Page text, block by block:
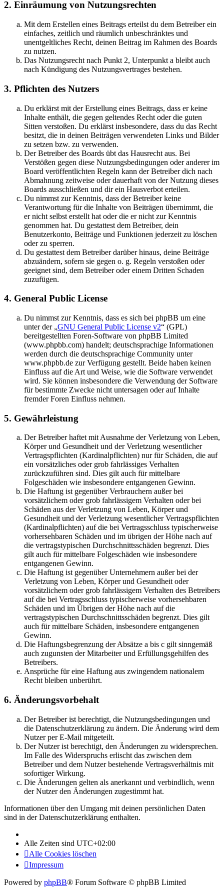
2. Einräumung von Nutzungsrechten
Mit dem Erstellen eines Beitrags erteilst du dem Betreiber ein
einfaches, zeitlich und räumlich unbeschränktes und
unentgeltliches Recht, deinen Beitrag im Rahmen des Boards
zu nutzen.
Das Nutzungsrecht nach Punkt 2, Unterpunkt a bleibt auch
nach Kündigung des Nutzungsvertrages bestehen.
3. Pflichten des Nutzers
Du erklärst mit der Erstellung eines Beitrags, dass er keine
Inhalte enthält, die gegen geltendes Recht oder die guten
Sitten verstoßen. Du erklärst insbesondere, dass du das Recht
besitzt, die in deinen Beiträgen verwendeten Links und Bilder
zu setzen bzw. zu verwenden.
Der Betreiber des Boards übt das Hausrecht aus. Bei
Verstößen gegen diese Nutzungsbedingungen oder anderer im
Board veröffentlichten Regeln kann der Betreiber dich nach
Abmahnung zeitweise oder dauerhaft von der Nutzung dieses
Boards ausschließen und dir ein Hausverbot erteilen.
Du nimmst zur Kenntnis, dass der Betreiber keine
Verantwortung für die Inhalte von Beiträgen übernimmt, die
er nicht selbst erstellt hat oder die er nicht zur Kenntnis
genommen hat. Du gestattest dem Betreiber, dein
Benutzerkonto, Beiträge und Funktionen jederzeit zu löschen
oder zu sperren.
Du gestattest dem Betreiber darüber hinaus, deine Beiträge
abzuändern, sofern sie gegen o. g. Regeln verstoßen oder
geeignet sind, dem Betreiber oder einem Dritten Schaden
zuzufügen.
4. General Public License
Du nimmst zur Kenntnis, dass es sich bei phpBB um eine
unter der „GNU General Public License v2“ (GPL)
bereitgestellten Foren-Software von phpBB Limited
(www.phpbb.com) handelt; deutschsprachige Informationen
werden durch die deutschsprachige Community unter
www.phpbb.de zur Verfügung gestellt. Beide haben keinen
Einfluss auf die Art und Weise, wie die Software verwendet
wird. Sie können insbesondere die Verwendung der Software
für bestimmte Zwecke nicht untersagen oder auf Inhalte
fremder Foren Einfluss nehmen.
5. Gewährleistung
Der Betreiber haftet mit Ausnahme der Verletzung von Leben,
Körper und Gesundheit und der Verletzung wesentlicher
Vertragspflichten (Kardinalpflichten) nur für Schäden, die auf
ein vorsätzliches oder grob fahrlässiges Verhalten
zurückzuführen sind. Dies gilt auch für mittelbare
Folgeschäden wie insbesondere entgangenen Gewinn.
Die Haftung ist gegenüber Verbrauchern außer bei
vorsätzlichem oder grob fahrlässigem Verhalten oder bei
Schäden aus der Verletzung von Leben, Körper und
Gesundheit und der Verletzung wesentlicher Vertragspflichten
(Kardinalpflichten) auf die bei Vertragsschluss typischerweise
vorhersehbaren Schäden und im übrigen der Höhe nach auf
die vertragstypischen Durchschnittsschäden begrenzt. Dies
gilt auch für mittelbare Folgeschäden wie insbesondere
entgangenen Gewinn.
Die Haftung ist gegenüber Unternehmern außer bei der
Verletzung von Leben, Körper und Gesundheit oder
vorsätzlichem oder grob fahrlässigem Verhalten des Betreibers
auf die bei Vertragsschluss typischerweise vorhersehbaren
Schäden und im Übrigen der Höhe nach auf die
vertragstypischen Durchschnittsschäden begrenzt. Dies gilt
auch für mittelbare Schäden, insbesondere entgangenen
Gewinn.
Die Haftungsbegrenzung der Absätze a bis c gilt sinngemäß
auch zugunsten der Mitarbeiter und Erfüllungsgehilfen des
Betreibers.
Ansprüche für eine Haftung aus zwingendem nationalem
Recht bleiben unberührt.
6. Änderungsvorbehalt
Der Betreiber ist berechtigt, die Nutzungsbedingungen und
die Datenschutzerklärung zu ändern. Die Änderung wird dem
Nutzer per E-Mail mitgeteilt.
Der Nutzer ist berechtigt, den Änderungen zu widersprechen.
Im Falle des Widerspruchs erlischt das zwischen dem
Betreiber und dem Nutzer bestehende Vertragsverhältnis mit
sofortiger Wirkung.
Die Änderungen gelten als anerkannt und verbindlich, wenn
der Nutzer den Änderungen zugestimmt hat.
Informationen über den Umgang mit deinen persönlichen Daten
sind in der Datenschutzerklärung enthalten.
Alle Zeiten sind UTC+02:00
Alle Cookies löschen
Impressum
Powered by phpBB® Forum Software © phpBB Limited